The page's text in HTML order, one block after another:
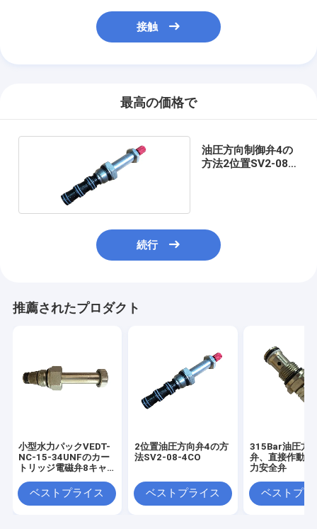
接触
最高の価格で
油圧方向制御弁4の
方法2位置SV2-08-
続行
推薦されたプロダクト
小型水力パックVEDT-
NC-15-34UNFのカー
トリッジ電磁弁8キャ
ベストプライス
2位置油圧方向弁4の方
法SV2-08-4CO
ベストプライス
315Bar油圧方
弁、直接作動さ
力安全弁
ベストプラ